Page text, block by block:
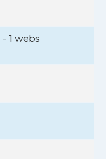
- 1 webs